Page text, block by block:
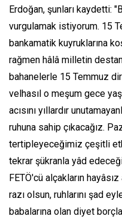
Erdoğan, şunları kaydetti:
vurgulamak istiyorum. 15
bankamatik kuyruklarına
rağmen hâlâ milletin
bahanelerle 15 Temmuz
velhasıl o meşum gece
acısını yıllardır
ruhuna sahip çıkacağız.
tertipleyeceğimiz çeşitli
tekrar şükranla yâd
FETÖ'cü alçakların
razı olsun, ruhlarını şad
babalarına olan diyet